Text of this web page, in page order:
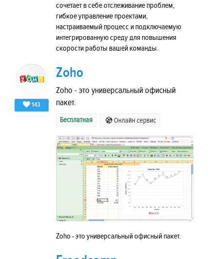
сочетает в себе отслеживание проблем,
гибкое управление проектами,
настраиваемый процесс и подключаемую
интегрированную среду для повышения
скорости работы вашей команды.
143
Zoho
Zoho - это универсальный офисный
пакет.
Бесплатная Онлайн сервис
Zoho - это универсальный офисный пакет.